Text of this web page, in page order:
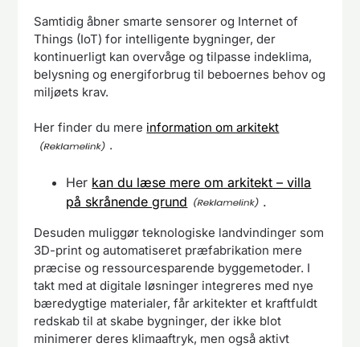
Samtidig åbner smarte sensorer og Internet of
Things (IoT) for intelligente bygninger, der
kontinuerligt kan overvåge og tilpasse indeklima,
belysning og energiforbrug til beboernes behov og
miljøets krav.
Her finder du mere information om arkitekt
.
Her kan du læse mere om arkitekt – villa
på skrånende grund
.
Desuden muliggør teknologiske landvindinger som
3D-print og automatiseret præfabrikation mere
præcise og ressourcesparende byggemetoder. I
takt med at digitale løsninger integreres med nye
bæredygtige materialer, får arkitekter et kraftfuldt
redskab til at skabe bygninger, der ikke blot
minimerer deres klimaaftryk, men også aktivt